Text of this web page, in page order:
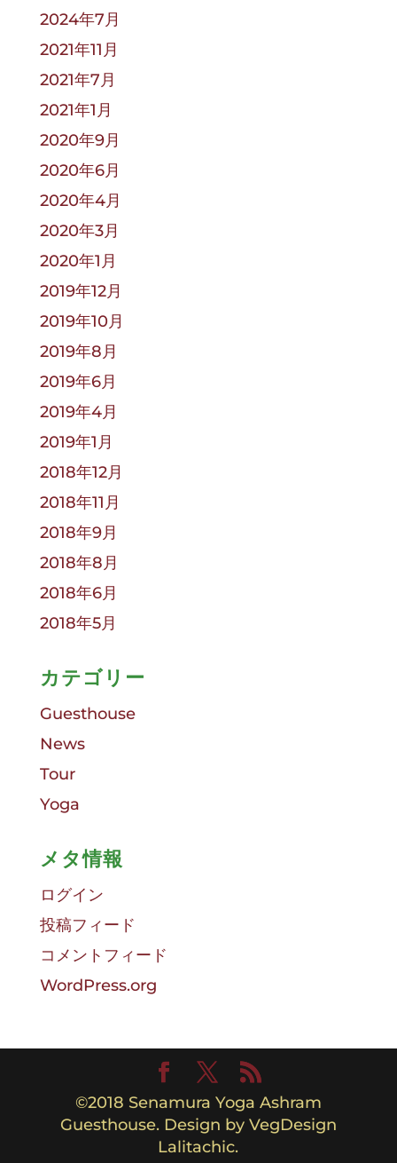
2024年7月
2021年11月
2021年7月
2021年1月
2020年9月
2020年6月
2020年4月
2020年3月
2020年1月
2019年12月
2019年10月
2019年8月
2019年6月
2019年4月
2019年1月
2018年12月
2018年11月
2018年9月
2018年8月
2018年6月
2018年5月
カテゴリー
Guesthouse
News
Tour
Yoga
メタ情報
ログイン
投稿フィード
コメントフィード
WordPress.org
©︎2018 Senamura Yoga Ashram
Guesthouse. Design by VegDesign
Lalitachic.